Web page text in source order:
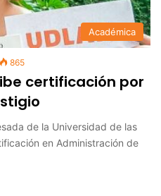
Académica
865
certificación por
de la Universidad de las
en Administración de